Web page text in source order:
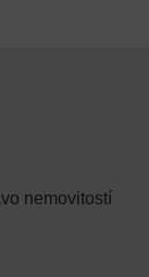
nemovitostí